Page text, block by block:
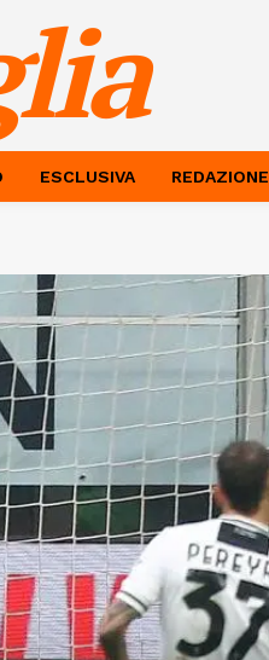
ESCLUSIVA REDAZIONE